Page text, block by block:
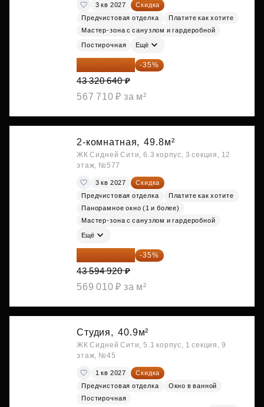
3 кв 2027
Скидка
Предчистовая отделка
Платите как хотите
Мастер-зона с санузлом и гардеробной
Постирочная Ещё
28 158 416 ₽ -35%
43 320 640 ₽
567 710 ₽ за м²
2-комнатная, 49.8м²
ЖК Сидней Сити, 6.3 корпус, 3 секция, 12
этаж, №577
3 кв 2027
Скидка
Предчистовая отделка
Платите как хотите
Панорамное окно (1 и более)
Мастер-зона с санузлом и гардеробной
Ещё
28 336 698 ₽ -35%
43 594 920 ₽
569 010 ₽ за м²
Студия, 40.9м²
ЖК Сидней Сити, 5.1 корпус, 1 секция, 9
этаж, №45
1 кв 2027
Скидка
Предчистовая отделка
Окно в ванной
Постирочная